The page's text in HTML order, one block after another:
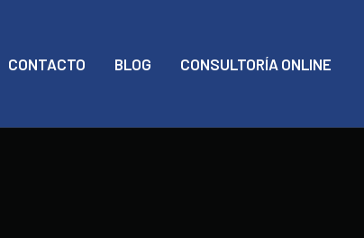
CONTACTO BLOG CONSULTORÍA ONLINE